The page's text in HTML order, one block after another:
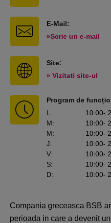
E-Mail:
»Scrie un e-mail
Site:
» Vizitati site-ul
Program de
L : 10:00-
M: 10:00-
M: 10:00-
J: 10:00-
V: 10:00-
S: 10:00-
D: 10:00-
Compania greceasca BSB
perioada in care a devenit